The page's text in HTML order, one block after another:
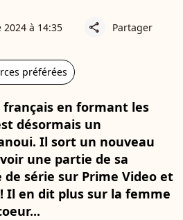
à 14:35 share Partager
préférées
français en formant les
désormais un
Il sort un nouveau
une partie de sa
série sur Prime Video et
Il en dit plus sur la femme